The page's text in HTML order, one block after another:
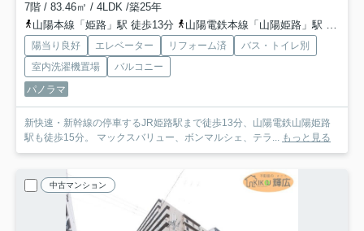
7階 / 83.46㎡ / 4LDK /築25年
山陽本線「姫路」駅 徒歩13分
山陽電鉄本線「山陽姫路」駅 徒歩15分
陽当り良好 エレベーター リフォーム済
バス・トイレ別
室内洗濯機置場
バルコニー
パノラマ
新快速・新幹線の停車するJR姫路駅まで徒歩13分、山陽電鉄山陽姫路
駅も徒歩15分。 マックスバリュー、ボンマルシェ、テラ... もっと見る
中古マンション